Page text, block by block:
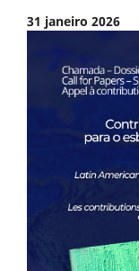
31 janeiro 2026